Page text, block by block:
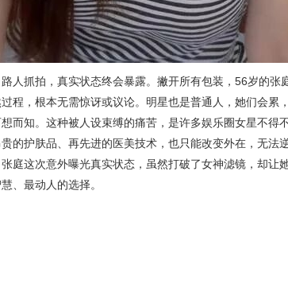
人抓拍，真实状态终会暴露。撇开所有包装，56岁的
程，根本无需惊讶或议论。明星也是普通人，她们会累
而知。这种被人设束缚的痛苦，是许多娱乐圈女星不得
的护肤品、再先进的医美技术，也只能改变外在，无法
庭这次意外曝光真实状态，虽然打破了女神滤镜，却让
、最动人的选择。